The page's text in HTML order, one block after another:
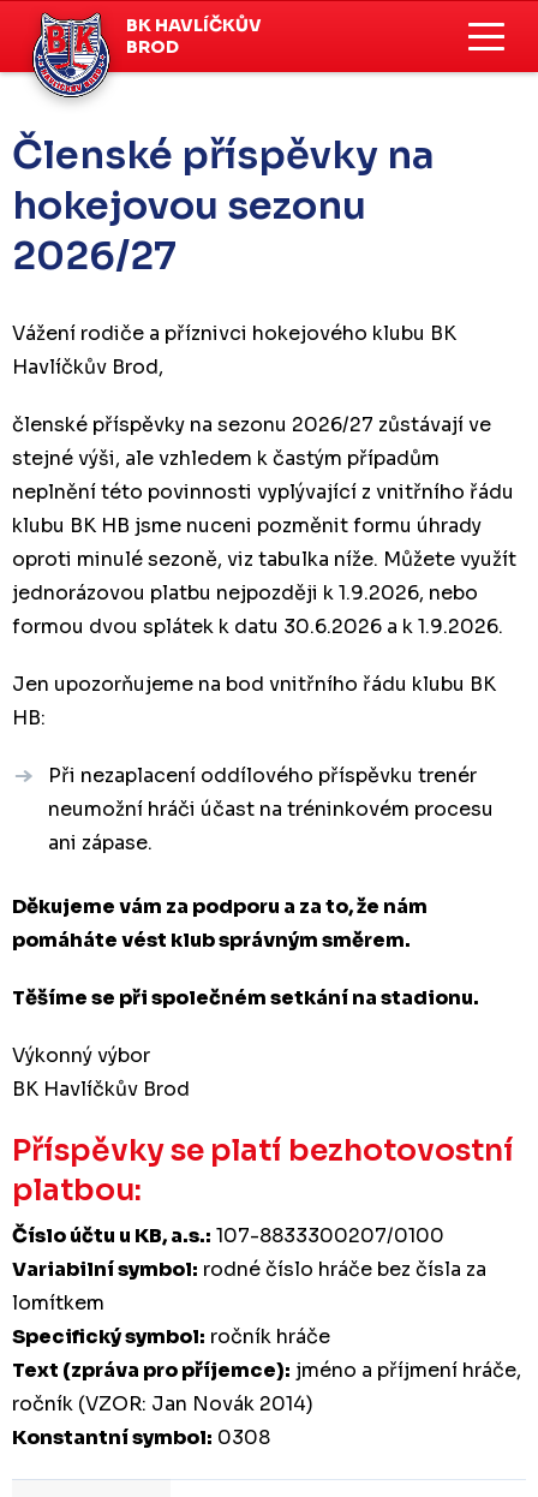
BK HAVLÍČKŮV
BROD
Členské příspěvky na
hokejovou sezonu
2026/27
Vážení rodiče a příznivci hokejového klubu BK
Havlíčkův Brod,
členské příspěvky na sezonu 2026/27 zůstávají ve
stejné výši, ale vzhledem k častým případům
neplnění této povinnosti vyplývající z vnitřního řádu
klubu BK HB jsme nuceni pozměnit formu úhrady
oproti minulé sezoně, viz tabulka níže. Můžete využít
jednorázovou platbu nejpozději k 1.9.2026, nebo
formou dvou splátek k datu 30.6.2026 a k 1.9.2026.
Jen upozorňujeme na bod vnitřního řádu klubu BK
HB:
Při nezaplacení oddílového příspěvku trenér
neumožní hráči účast na tréninkovém procesu
ani zápase.
Děkujeme vám za podporu a za to, že nám
pomáháte vést klub správnýmsměrem.
Těšíme se při společném setkání na stadionu.
Výkonný výbor
BK Havlíčkův Brod
Příspěvky se platí bezhotovostní
platbou:
Číslo účtu u KB, a.s.: 107-8833300207/0100
Variabilní symbol: rodné číslo hráče bez čísla za
lomítkem
Specifický symbol: ročník hráče
Text (zpráva pro příjemce): jméno a příjmení hráče,
ročník (VZOR: Jan Novák 2014)
Konstantní symbol: 0308